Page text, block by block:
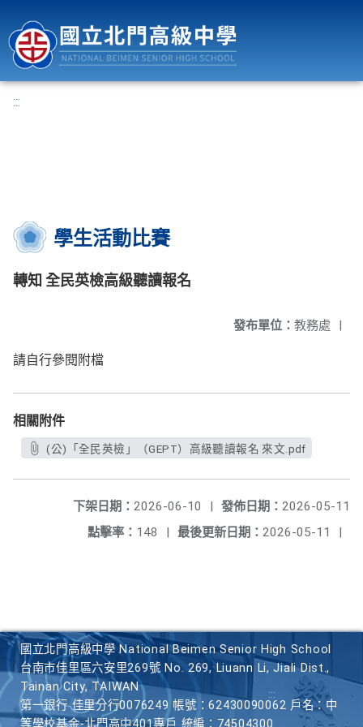
:::
學生活動比賽
轉知 全民英檢高級聽讀報名
發布單位： 教務處 |
請自行參閱附檔
相關附件
(公)「全民英檢」（GEPT）高級聽讀報名 來文.pdf
發佈日期： 2026-05-11
下架日期： 2026-06-10
|
最後更新日期： 2026-05-11 |
點擊率： 148 |
國立北門高級中學 National Beimen Senior High School
台南市佳里區六安里269號 No. 269, Liuann Li, Jiali Dist.,
Tainan City, TAIWAN
第一銀行 佳里分行0076249 帳號：62430090062 戶名：中
等學校基金-北門高中401專戶 統編：74504300